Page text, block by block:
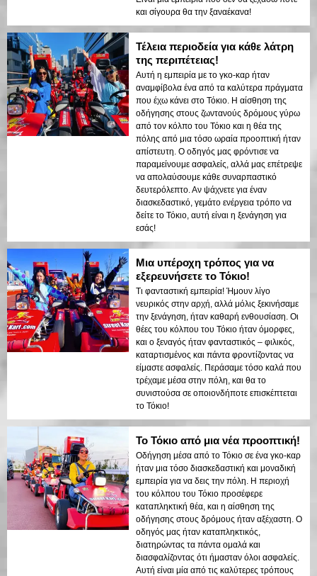
και σίγουρα θα την ξαναέκανα!
Τέλεια περιοδεία για κάθε λάτρη
της περιπέτειας!
Αυτή η εμπειρία με το γκο-καρ ήταν
αναμφίβολα ένα από τα καλύτερα πράγματα
που έχω κάνει στο Τόκιο. Η αίσθηση της
οδήγησης στους ζωντανούς δρόμους γύρω
από τον κόλπο του Τόκιο και η θέα της
πόλης από μια τόσο ωραία προοπτική ήταν
απίστευτη. Ο οδηγός μας φρόντισε να
παραμείνουμε ασφαλείς, αλλά μας επέτρεψε
να απολαύσουμε κάθε συναρπαστικό
δευτερόλεπτο. Αν ψάχνετε για έναν
διασκεδαστικό, γεμάτο ενέργεια τρόπο να
δείτε το Τόκιο, αυτή είναι η ξενάγηση για
εσάς!
Μια υπέροχη τρόπος για να
εξερευνήσετε το Τόκιο!
Τι φανταστική εμπειρία! Ήμουν λίγο
νευρικός στην αρχή, αλλά μόλις ξεκινήσαμε
την ξενάγηση, ήταν καθαρή ενθουσίαση. Οι
θέες του κόλπου του Τόκιο ήταν όμορφες,
και ο ξεναγός ήταν φανταστικός – φιλικός,
καταρτισμένος και πάντα φροντίζοντας να
είμαστε ασφαλείς. Περάσαμε τόσο καλά που
τρέχαμε μέσα στην πόλη, και θα το
συνιστούσα σε οποιονδήποτε επισκέπτεται
το Τόκιο!
Το Τόκιο από μια νέα προοπτική!
Οδήγηση μέσα από το Τόκιο σε ένα γκο-καρ
ήταν μια τόσο διασκεδαστική και μοναδική
εμπειρία για να δεις την πόλη. Η περιοχή
του κόλπου του Τόκιο προσέφερε
καταπληκτική θέα, και η αίσθηση της
οδήγησης στους δρόμους ήταν αξέχαστη. Ο
οδηγός μας ήταν καταπληκτικός,
διατηρώντας τα πάντα ομαλά και
διασφαλίζοντας ότι ήμασταν όλοι ασφαλείς.
Αυτή είναι μία από τις καλύτερες τρόπους